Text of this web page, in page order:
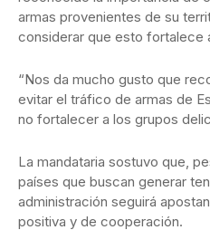
armas provenientes de su
considerar que esto fortalece
“Nos da mucho gusto que
evitar el tráfico de armas de
no fortalecer a los grupos
La mandataria sostuvo que,
países que buscan generar
administración seguirá
positiva y de cooperación.